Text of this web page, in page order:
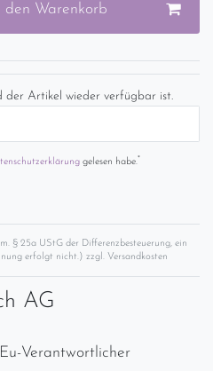
den Warenkorb
der Artikel wieder verfügbar ist.
gelesen habe.*
§ 25a UStG der Differenzbesteuerung, ein
erfolgt nicht.) zzgl. Versandkosten
AG
Verantwortlicher